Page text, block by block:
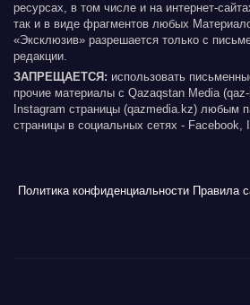
ресурсах, в том числе и на интернет-
так и в виде фрагментов любых
«Эксклюзив» разрешается только с
редакции.
ЗАПРЕЩАЕТСЯ: использовать
прочие материалы с Qazaqstan Media
Instagram страницы (qazmedia.kz) любым
страницы в социальных сетях - Facebook,
Политика конфиденциальности Правила